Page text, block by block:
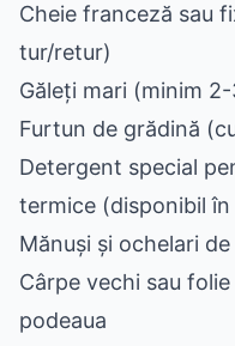
Cheie franceză sau
tur/retur)
Găleți mari (minim 2-
Furtun de grădină
Detergent special
termice (disponibil
Mănuși și ochelari
Cârpe vechi sau
podeaua